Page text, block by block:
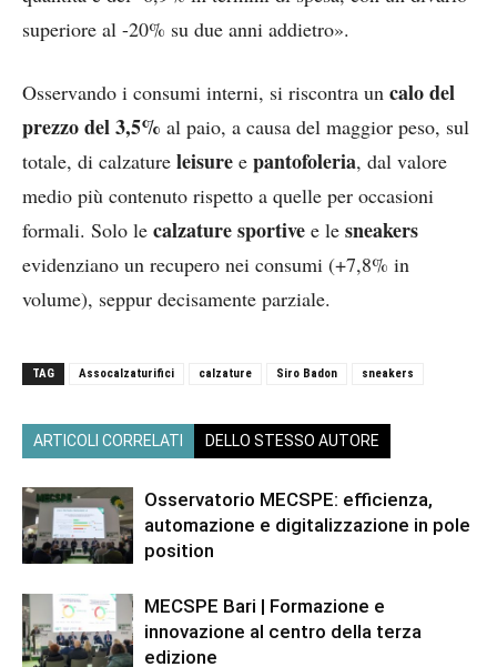
superiore al -20% su due anni addietro».
Osservando i consumi interni, si riscontra un calo del
prezzo del 3,5% al paio, a causa del maggior peso, sul
totale, di calzature leisure e pantofoleria, dal valore
medio più contenuto rispetto a quelle per occasioni
formali. Solo le calzature sportive e le sneakers
evidenziano un recupero nei consumi (+7,8% in
volume), seppur decisamente parziale.
TAG Assocalzaturifici calzature Siro Badon sneakers
ARTICOLI CORRELATI DELLO STESSO AUTORE
Osservatorio MECSPE: efficienza,
automazione e digitalizzazione in pole
position
MECSPE Bari | Formazione e
innovazione al centro della terza
edizione